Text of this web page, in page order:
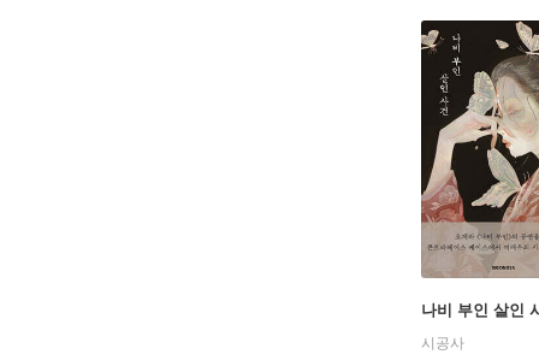
식용으로
을 받은
요코미조
럴 때면
야구 오
좋을 때
평양 전
탁하는
1980년
나비 부인 살인
시공사